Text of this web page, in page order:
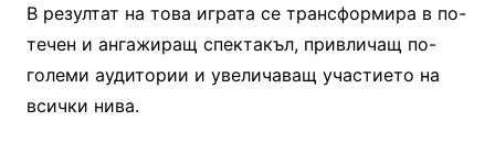
В резултат на това играта се трансформира в по-
течен и ангажиращ спектакъл, привличащ по-
големи аудитории и увеличаващ участието на
всички нива.